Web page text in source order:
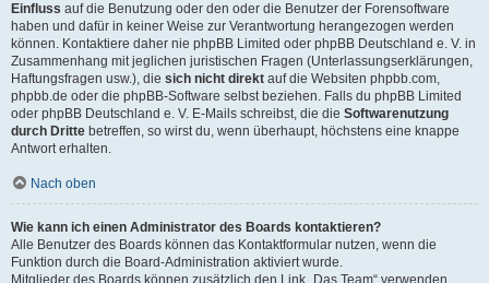
Einfluss auf die Benutzung oder den oder die Benutzer der Forensoftware
haben und dafür in keiner Weise zur Verantwortung herangezogen werden
können. Kontaktiere daher nie phpBB Limited oder phpBB Deutschland e. V. in
Zusammenhang mit jeglichen juristischen Fragen (Unterlassungserklärungen,
Haftungsfragen usw.), die sich nicht direkt auf die Websiten phpbb.com,
phpbb.de oder die phpBB-Software selbst beziehen. Falls du phpBB Limited
oder phpBB Deutschland e. V. E-Mails schreibst, die die Softwarenutzung
durch Dritte betreffen, so wirst du, wenn überhaupt, höchstens eine knappe
Antwort erhalten.
Nach oben
Wie kann ich einen Administrator des Boards kontaktieren?
Alle Benutzer des Boards können das Kontaktformular nutzen, wenn die
Funktion durch die Board-Administration aktiviert wurde.
Mitglieder des Boards können zusätzlich den Link „Das Team“ verwenden.